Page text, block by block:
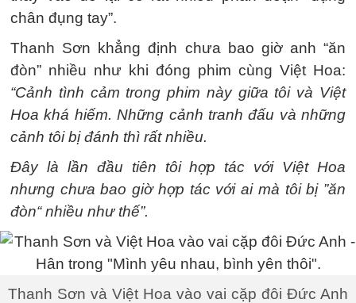
chân đụng tay”.
Thanh Sơn khẳng định chưa bao giờ anh “ăn
đòn” nhiều như khi đóng phim cùng Việt Hoa:
“Cảnh tình cảm trong phim này giữa tôi và Việt
Hoa khá hiếm. Những cảnh tranh đấu và những
cảnh tôi bị đánh thì rất nhiều.
Đây là lần đầu tiên tôi hợp tác với Việt Hoa
nhưng chưa bao giờ hợp tác với ai mà tôi bị ”ăn
đòn“ nhiều như thế”.
Thanh Sơn và Việt Hoa vào vai cặp đôi Đức Anh